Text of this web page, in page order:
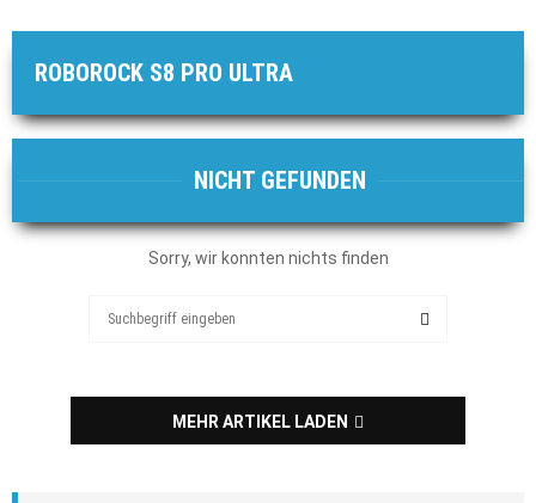
ROBOROCK S8 PRO ULTRA
NICHT GEFUNDEN
Sorry, wir konnten nichts finden
MEHR ARTIKEL LADEN